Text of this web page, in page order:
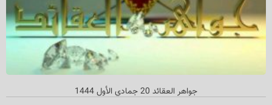
جواهر العقائد 20 جمادي الأول 1444